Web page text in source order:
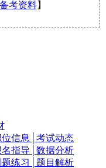
考资料】
信息│考试动态
指导│数据分析
练习│题目解析